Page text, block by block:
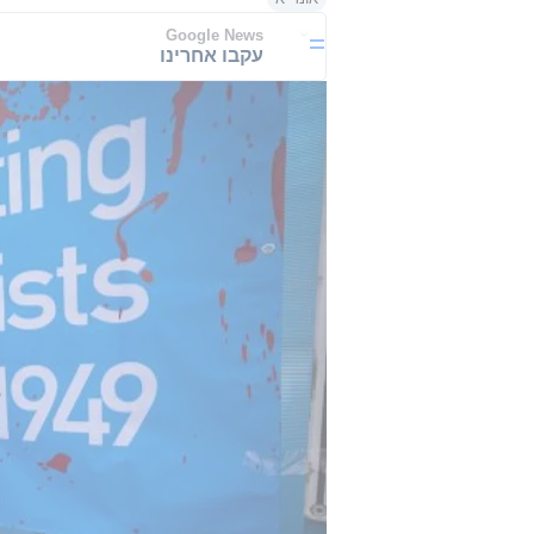
Google News
עקבו אחרינו